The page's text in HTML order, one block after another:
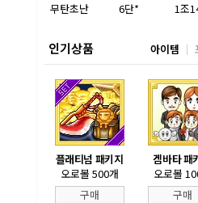
무탄초난
6단* 1조
인기상품 아이템
플래티넘 패키지
오로볼 500개
구매
겜바타 패
오로볼
구매